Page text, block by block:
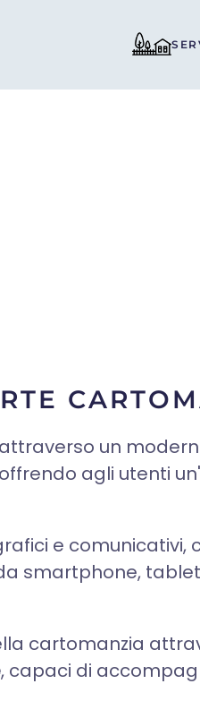
un
agli utenti
e comunicativi,
smartphone,
cartomanzia
, capaci di